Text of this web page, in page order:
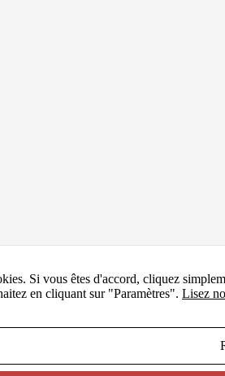
Si vous êtes d'accord, cliquez
en cliquant sur "Paramètres". Lisez